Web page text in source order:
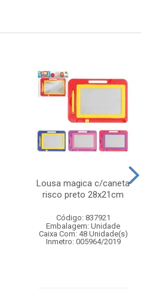
Lousa magica c/caneta
risco preto 28x21cm
Código: 837921
Embalagem: Unidade
Caixa Com: 48 Unidade(s)
Inmetro: 005964/2019